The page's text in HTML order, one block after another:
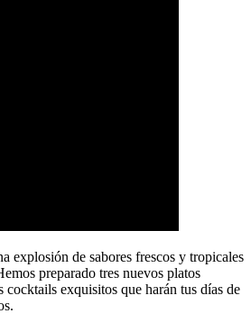
explosión de sabores frescos y tropicales
preparado tres nuevos platos
cocktails exquisitos que harán tus días de